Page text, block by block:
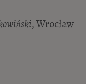
, Wrocław